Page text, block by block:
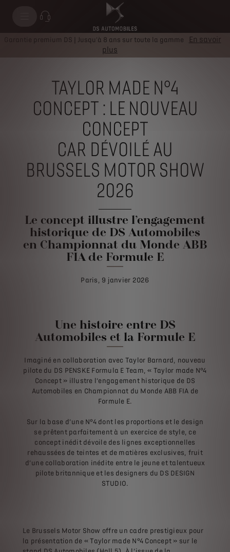
Garantie premium DS | Jusqu'à 8 ans sur toute la gamme
En savoir
plus
TAYLOR MADE N°4
CONCEPT : LE NOUVEAU
CONCEPT
CAR DÉVOILÉ AU
BRUSSELS MOTOR SHOW
2026
Le concept illustre l’engagement
historique de DS Automobiles
en Championnat du Monde ABB
FIA de Formule E
Paris, 9 janvier 2026
Une histoire entre DS
Automobiles et la Formule E
Imaginé en collaboration avec Taylor Barnard, nouveau
pilote du DS PENSKE Formula E Team, « Taylor made N°4
Concept » illustre l’engagement historique de DS
Automobiles en Championnat du Monde ABB FIA de
Formule E.
Sur la base d’une N°4 dont les proportions et le design
se prêtent parfaitement à un exercice de style, ce
concept inédit dévoile des lignes exceptionnelles
rehaussées de teintes et de matières exclusives, fruit
d’une collaboration inédite entre le jeune et talentueux
pilote britannique et les designers du DS DESIGN
STUDIO.
Le Brussels Motor Show offre un cadre prestigieux pour
la présentation de « Taylor made N°4 Concept » sur le